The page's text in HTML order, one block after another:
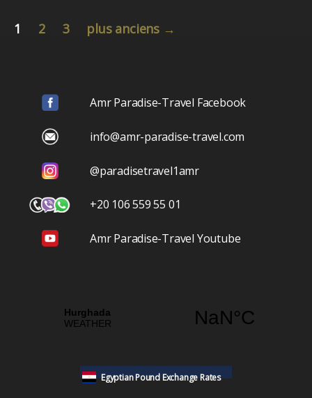
Pagination
1 2 3 plus anciens →
Amr Paradise-Travel Facebook
info@amr-paradise-travel.com
@paradisetravel1amr
+20 106 559 55 01
Amr Paradise-Travel Youtube
Egyptian Pound Exchange Rates